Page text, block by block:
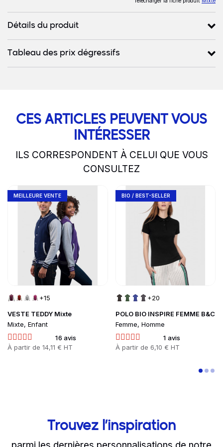
Détails du produit
Tableau des prix dégressifs
CES ARTICLES PEUVENT VOUS
INTÉRESSER
ILS CORRESPONDENT À CELUI QUE VOUS
CONSULTEZ
slide1 to 2of 5
VESTE TEDDY Mixte
Mixte, Enfant
16 avis
Prix
À partir de 14,11 € HT
MEILLEURE VENTE
+15
Go to product page
POLO BIO INSPIRE FEMME B&C
Femme, Homme
1 avis
Prix
À partir de 6,10 € HT
BIO / BEST-SELLER
+20
Go to product page
Trouvez l’inspiration